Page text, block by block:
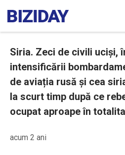
Siria. Zeci de civili uciși,
intensificării
de aviația rusă și cea
la scurt timp după ce
ocupat aproape în
acum 2 ani